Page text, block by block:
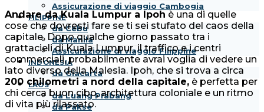
Assicurazione di viaggio Cambogia
FILIPPINE
da Cebu
da Manila
Assicurazione di viaggio Filippine
INDONESIA
da Giacarta
LAOS
da Luang Prabang
da Pakse
Andare da Kuala Lumpur a Ipoh è una di quelle
cose che dovresti fare se ti sei stufato del caos della
capitale. Dopo qualche giorno passato tra i
grattacieli di Kuala Lumpur, il traffico e i centri
commerciali, probabilmente avrai voglia di vedere un
lato diverso della Malesia. Ipoh, che si trova a circa
200 chilometri a nord della capitale, è perfetta per
chi cerca buon cibo, architettura coloniale e un ritmo
di vita più rilassato.